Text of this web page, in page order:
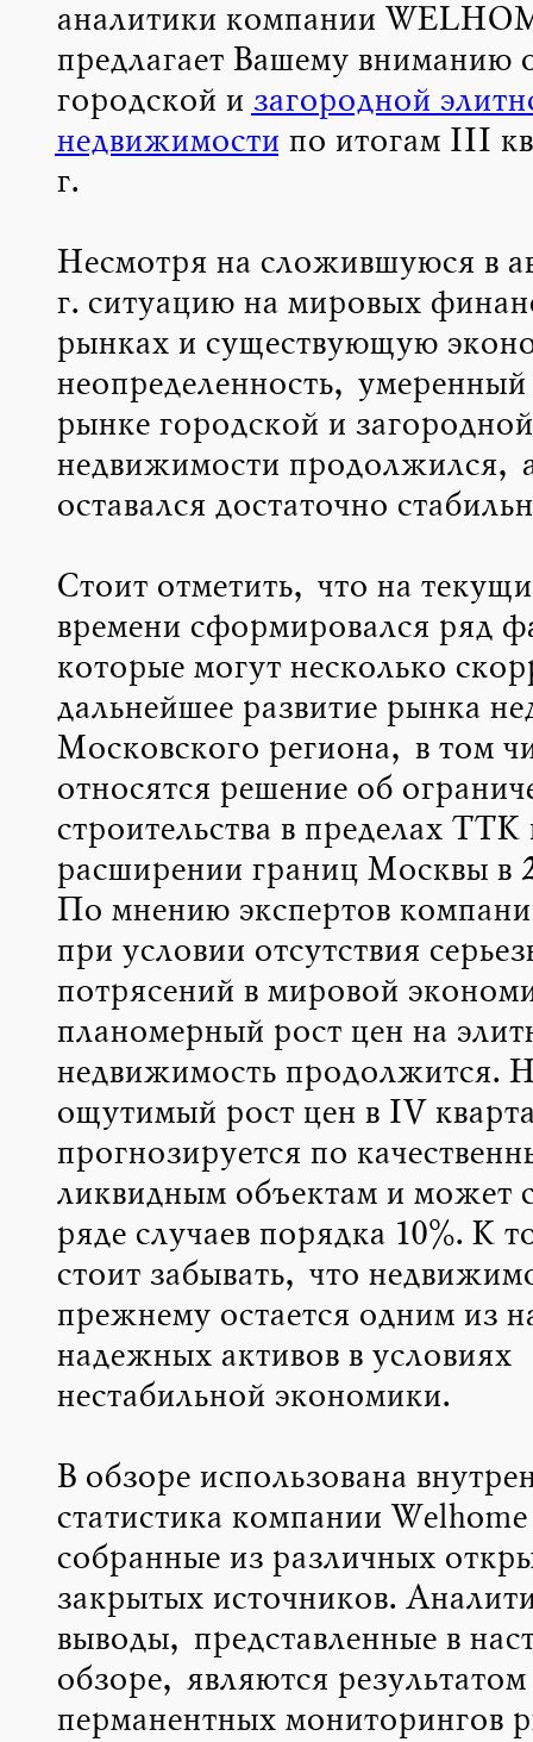
аналитики компании
предлагает Вашему вниманию
городской и загородной
недвижимости по итогам III
г.
Несмотря на сложившуюся в
г. ситуацию на мировых
рынках и существующую
неопределенность, умеренный
рынке городской и
недвижимости продолжился,
оставался достаточно
Стоит отметить, что на
времени сформировался ряд
которые могут несколько
дальнейшее развитие рынка
Московского региона, в том
относятся решение об
строительства в пределах
расширении границ Москвы в
По мнению экспертов
при условии отсутствия
потрясений в мировой
планомерный рост цен на
недвижимость продолжится.
ощутимый рост цен в IV
прогнозируется по
ликвидным объектам и может
ряде случаев порядка 10%. К
стоит забывать, что
прежнему остается одним из
надежных активов в условиях
нестабильной экономики.
В обзоре использована
статистика компании
собранные из различных
закрытых источников.
выводы, представленные в
обзоре, являются результатом
перманентных мониторингов